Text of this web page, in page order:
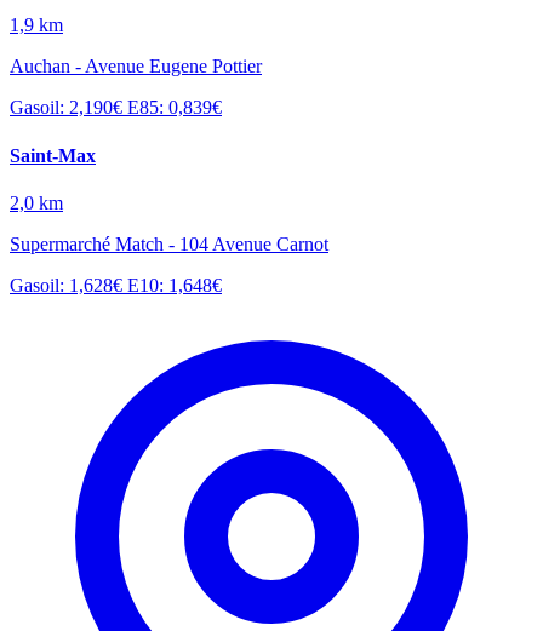
1,9 km
Auchan - Avenue Eugene Pottier
Gasoil: 2,190€ E85: 0,839€
Saint-Max
2,0 km
Supermarché Match - 104 Avenue Carnot
Gasoil: 1,628€ E10: 1,648€